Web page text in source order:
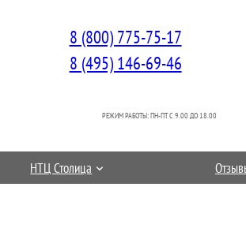
8 (800) 775-75-17
8 (495) 146-69-46
РЕЖИМ РАБОТЫ: ПН-ПТ C 9.00 ДО 18.00
НТЦ Столица